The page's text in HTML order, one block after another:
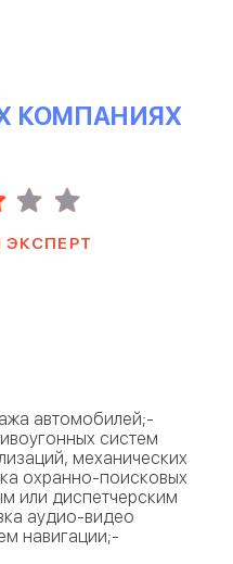
КОМПАНИЯХ
автомобилей;-
систем
механических
охранно-поисковых
или диспетчерским
аудио-видео
навигации;-